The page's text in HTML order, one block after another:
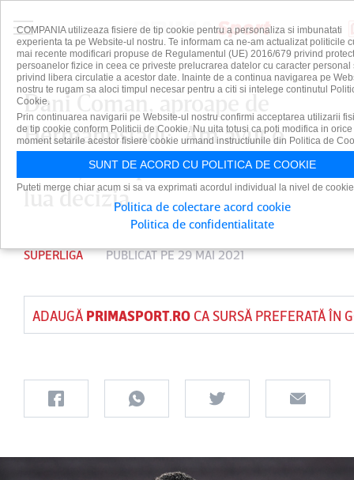
Dani Coman, aproape de
Hermannstadt: "Am avut o
discuţie cu patronii". Când va
lua decizia
SUPERLIGA PUBLICAT PE 29 MAI 2021
ADAUGĂ PRIMASPORT.ROCA SURSĂ PREFERATĂ ÎN
COMPANIA utilizeaza fisiere de tip cookie pentru a personaliza si imbunatati
experienta ta pe Website-ul nostru. Te informam ca ne-am actualizat politicile
mai recente modificari propuse de Regulamentul (UE) 2016/679 privind
persoanelor fizice in ceea ce priveste prelucrarea datelor cu caracter personal
privind libera circulatie a acestor date. Inainte de a continua navigarea pe
nostru te rugam sa aloci timpul necesar pentru a citi si intelege continutul
Cookie.
Prin continuarea navigarii pe Website-ul nostru confirmi acceptarea utilizarii
de tip cookie conform Politicii de Cookie. Nu uita totusi ca poti modifica in orice
moment setarile acestor fisiere cookie urmand instructiunile din Politica de
SUNT DE ACORD CU POLITICA DE COOKIE
Puteti merge chiar acum si sa va exprimati acordul individual la nivel de
Politica de colectare acord cookie
Politica de confidentialitate